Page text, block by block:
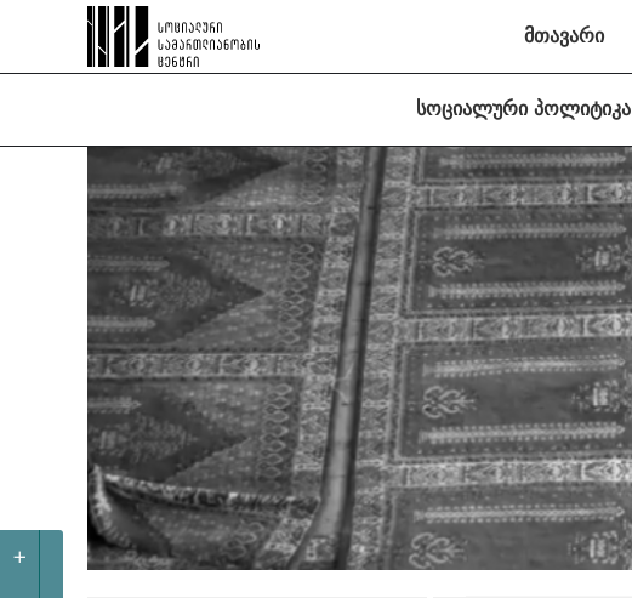
+
მთავარი
სოციალური პოლიტიკა